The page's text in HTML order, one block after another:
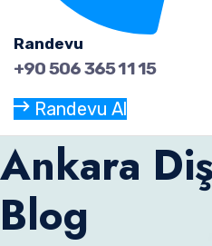
Randevu
+90 506 365 11 15
Randevu Al
Ankara
Blog